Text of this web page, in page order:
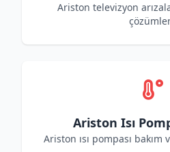
Ariston televizyon
Ariston Isı
Ariston ısı pompası